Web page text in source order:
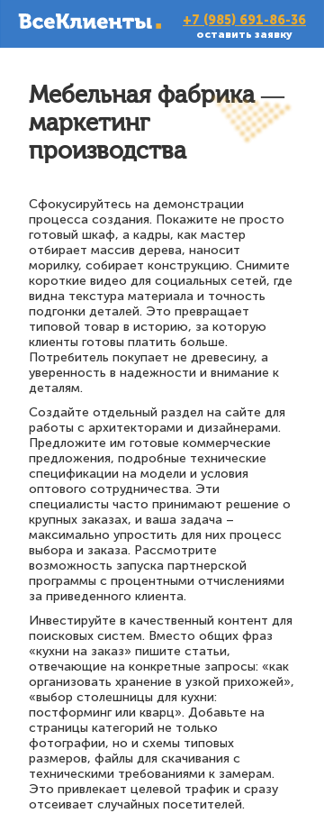
+7 (985) 691-86-36
оставить заявку
Мебельная фабрика —
маркетинг
производства
Сфокусируйтесь на демонстрации
процесса создания. Покажите не просто
готовый шкаф, а кадры, как мастер
отбирает массив дерева, наносит
морилку, собирает конструкцию. Снимите
короткие видео для социальных сетей, где
видна текстура материала и точность
подгонки деталей. Это превращает
типовой товар в историю, за которую
клиенты готовы платить больше.
Потребитель покупает не древесину, а
уверенность в надежности и внимание к
деталям.
Создайте отдельный раздел на сайте для
работы с архитекторами и дизайнерами.
Предложите им готовые коммерческие
предложения, подробные технические
спецификации на модели и условия
оптового сотрудничества. Эти
специалисты часто принимают решение о
крупных заказах, и ваша задача –
максимально упростить для них процесс
выбора и заказа. Рассмотрите
возможность запуска партнерской
программы с процентными отчислениями
за приведенного клиента.
Инвестируйте в качественный контент для
поисковых систем. Вместо общих фраз
«кухни на заказ» пишите статьи,
отвечающие на конкретные запросы: «как
организовать хранение в узкой прихожей»,
«выбор столешницы для кухни:
постформинг или кварц». Добавьте на
страницы категорий не только
фотографии, но и схемы типовых
размеров, файлы для скачивания с
техническими требованиями к замерам.
Это привлекает целевой трафик и сразу
отсеивает случайных посетителей.